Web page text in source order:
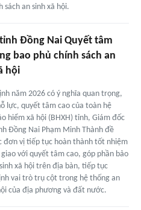
sách an sinh xã hội.
tỉnh Đồng Nai Quyết tâm
bao phủ chính sách an
hội
năm 2026 có ý nghĩa quan trọng,
lực, quyết tâm cao của toàn hệ
hiểm xã hội (BHXH) tỉnh, Giám đốc
Đồng Nai Phạm Minh Thành đề
đơn vị tiếp tục hoàn thành tốt nhiệm
với quyết tâm cao, góp phần bảo
xã hội trên địa bàn, tiếp tục
vai trò trụ cột trong hệ thống an
của địa phương và đất nước.